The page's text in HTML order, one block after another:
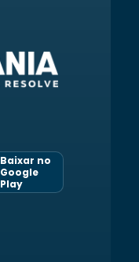
Baixar no
Google
Play